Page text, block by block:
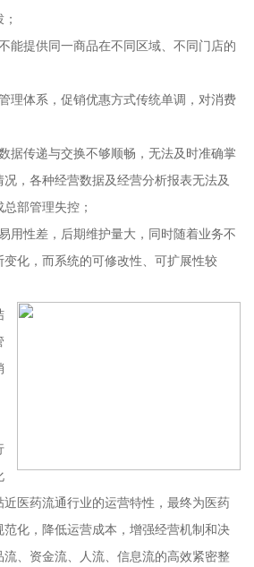
能提供同一商品在不同区域、不同门店的
理体系，促销优惠方式传统单调，对消费
据传递与交换不够顺畅，无法及时准确掌
，各种经营数据及经营分析报表无法及
部管理失控；
用性差，后期维护量大，同时随着业务不
化，而系统的可修改性、可扩展性较
医药流通行业的运营特性，最终为医药
化，降低运营成本，增强经营机制和决
、资金流、人流、信息流的高效紧密整